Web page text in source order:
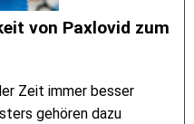
von Paxlovid zum
Zeit immer besser
gehören dazu